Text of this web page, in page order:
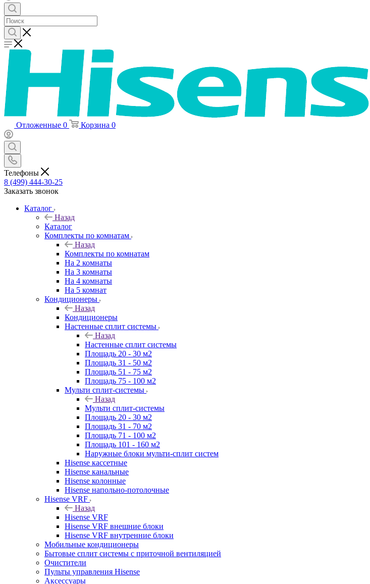
Отложенные 0 Корзина 0
Телефоны
8 (499) 444-30-25
Заказать звонок
Каталог
Назад
Каталог
Комплекты по комнатам
Назад
Комплекты по комнатам
На 2 комнаты
На 3 комнаты
На 4 комнаты
На 5 комнат
Кондиционеры
Назад
Кондиционеры
Настенные сплит системы
Назад
Настенные сплит системы
Площадь 20 - 30 м2
Площадь 31 - 50 м2
Площадь 51 - 75 м2
Площадь 75 - 100 м2
Мульти сплит-системы
Назад
Мульти сплит-системы
Площадь 20 - 30 м2
Площадь 31 - 70 м2
Площадь 71 - 100 м2
Площадь 101 - 160 м2
Наружные блоки мульти-сплит систем
Hisense кассетные
Hisense канальные
Hisense колонные
Hisense напольно-потолочные
Hisense VRF
Назад
Hisense VRF
Hisense VRF внешние блоки
Hisense VRF внутренние блоки
Мобильные кондиционеры
Бытовые сплит системы с приточной вентиляцией
Очистители
Пульты управления Hisense
Аксессуары